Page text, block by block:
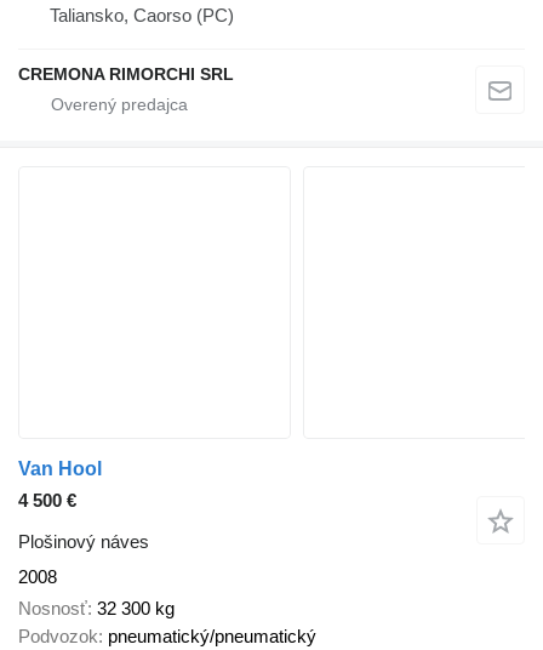
Taliansko, Caorso (PC)
CREMONA RIMORCHI SRL
Van Hool
4 500 €
Plošinový náves
2008
Nosnosť 32 300 kg
Podvozok pneumatický/pneumatický